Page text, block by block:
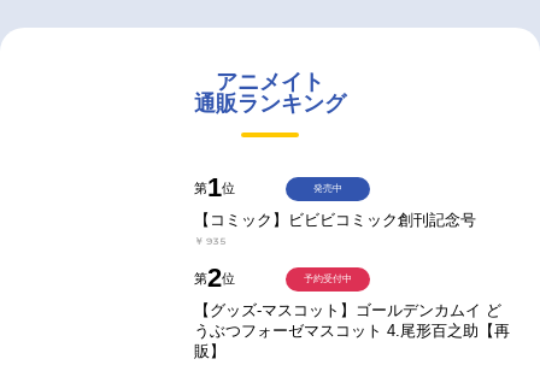
アニメイト
通販ランキング
第1位
【コミック】ビビビコミック創刊記念号
￥935
発売中
第2位
【グッズ-マスコット】ゴールデンカムイ ど
うぶつフォーゼマスコット 4.尾形百之助【再
販】
予約受付中